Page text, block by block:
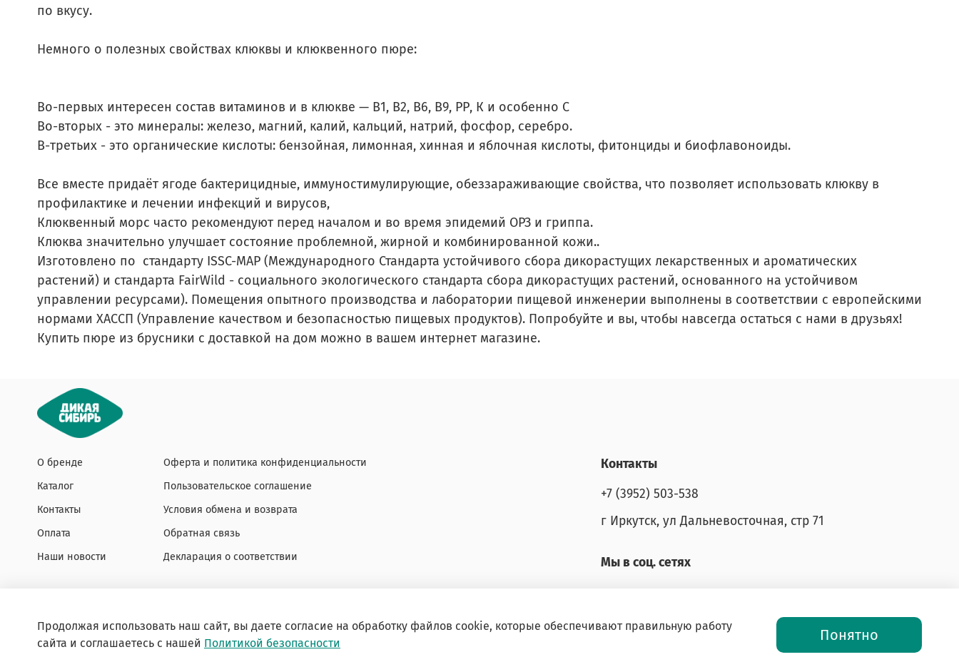
по вкусу.
Немного о полезных свойствах клюквы и клюквенного пюре:
Во-первых интересен состав витаминов и в клюкве — В1, В2, В6, В9, РР, К и особенно С
Во-вторых - это минералы: железо, магний, калий, кальций, натрий, фосфор, серебро.
В-третьих - это органические кислоты: бензойная, лимонная, хинная и яблочная кислоты, фитонциды и биофлавоноиды.
Все вместе придаёт ягоде бактерицидные, иммуностимулирующие, обеззараживающие свойства, что позволяет использовать клюкву в
профилактике и лечении инфекций и вирусов,
Клюквенный морс часто рекомендуют перед началом и во время эпидемий ОРЗ и гриппа.
Клюква значительно улучшает состояние проблемной, жирной и комбинированной кожи..
Изготовлено по стандарту ISSC-МАР (Международного Стандарта устойчивого сбора дикорастущих лекарственных и ароматических
растений) и стандарта FairWild - социального экологического стандарта сбора дикорастущих растений, основанного на устойчивом
управлении ресурсами). Помещения опытного производства и лаборатории пищевой инженерии выполнены в соответствии с европейскими
нормами ХАССП (Управление качеством и безопасностью пищевых продуктов). Попробуйте и вы, чтобы навсегда остаться с нами в друзьях!
Купить пюре из брусники с доставкой на дом можно в вашем интернет магазине.
О бренде
Каталог
Контакты
Оплата
Наши новости
Оферта и политика конфиденциальности
Пользовательское соглашение
Условия обмена и возврата
Обратная связь
Декларация о соответствии
Контакты
+7 (3952) 503-538
г Иркутск, ул Дальневосточная, стр 71
Мы в соц. сетях
Продолжая использовать наш сайт, вы даете согласие на обработку файлов cookie, которые обеспечивают правильную работу
сайта и соглашаетесь с нашей Политикой безопасности Понятно